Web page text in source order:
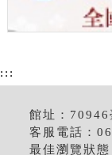
:::
館址：70946
客服電話：
最佳瀏覽狀